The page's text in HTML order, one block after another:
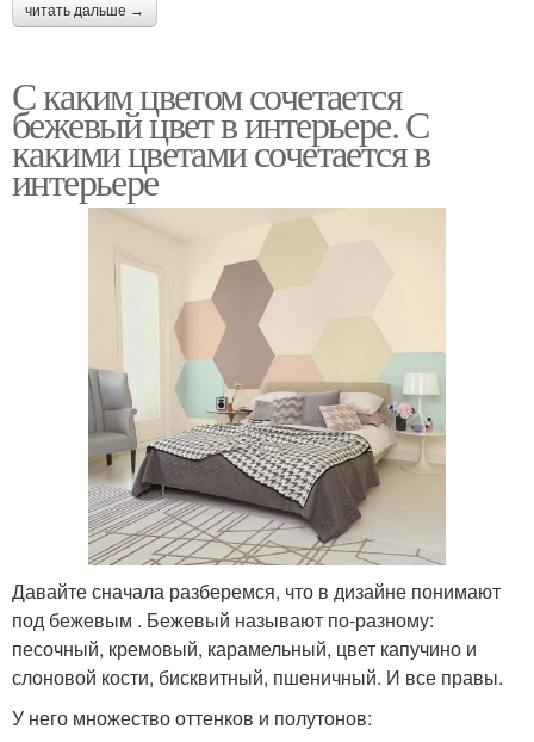
читать дальше →
С каким цветом сочетается
бежевый цвет в интерьере. С
какими цветами сочетается в
интерьере
Давайте сначала разберемся, что в дизайне понимают
под бежевым . Бежевый называют по-разному:
песочный, кремовый, карамельный, цвет капучино и
слоновой кости, бисквитный, пшеничный. И все правы.
У него множество оттенков и полутонов: